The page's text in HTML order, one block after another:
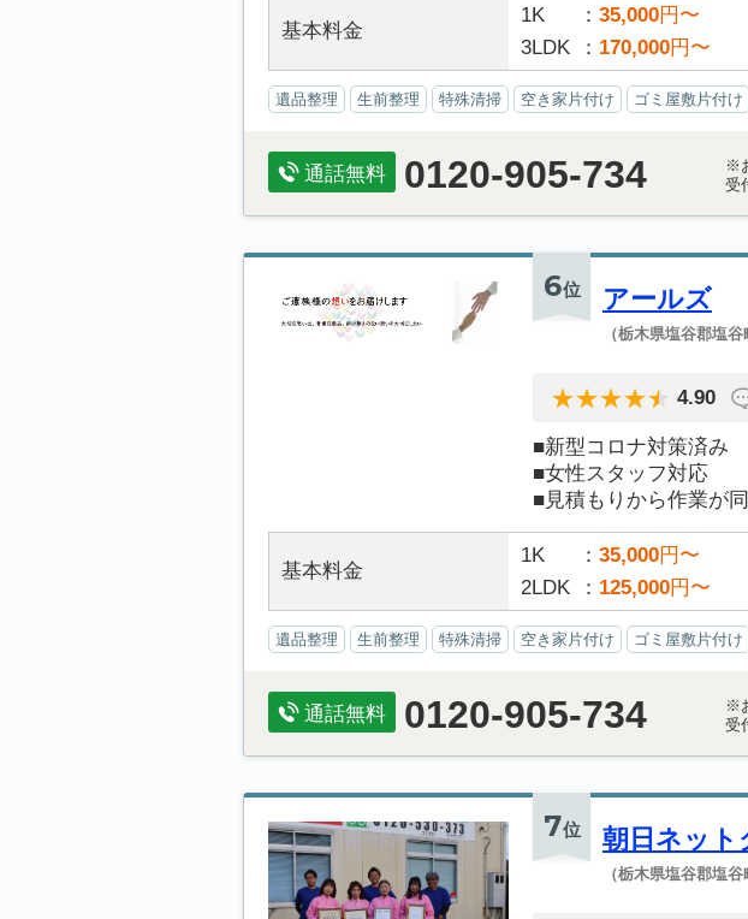
基本料金
1K 35,000円〜
3LDK
170,000円〜
遺品整理 生前整理 特殊清掃 空き家片付け ゴミ屋敷片付け
通話無料 0120-905-734
※
受
6位 アールズ
（栃木県塩谷郡塩谷
4.90
■新型コロナ対策済み
■女性スタッフ対応
■見積もりから作業が
基本料金
1K 35,000円〜
2LDK
125,000円〜
遺品整理 生前整理 特殊清掃 空き家片付け ゴミ屋敷片付け
通話無料 0120-905-734
※
受
7位 朝日ネット
（栃木県塩谷郡塩谷